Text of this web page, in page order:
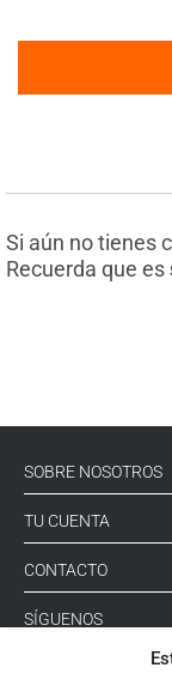
Si aún no tienes
Recuerda que es
SOBRE NOSOTROS
TU CUENTA
CONTACTO
SÍGUENOS